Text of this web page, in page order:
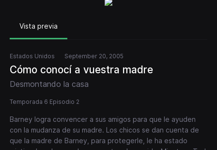
Vista previa
Estados Unidos September 20, 2005
Cómo conocí a vuestra madre
Desmontando la casa
Temporada 6 Episodio 2
Barney logra convencer a sus amigos para que le ayuden
con la mudanza de su madre. Los chicos se dan cuenta de
que la madre de Barney, para protegerle, le ha estado